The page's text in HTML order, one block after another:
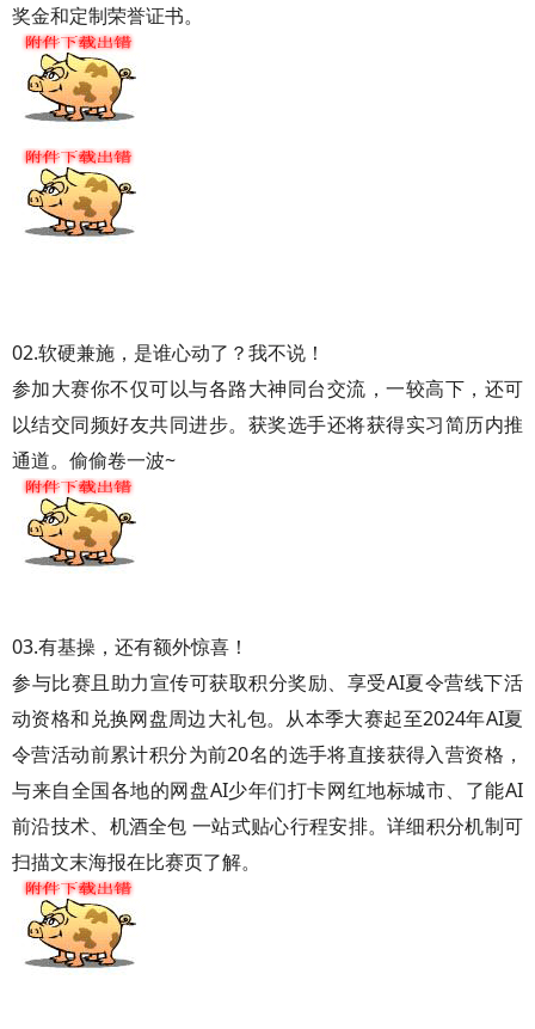
奖金和定制荣誉证书。
02.软硬兼施，是谁心动了？我不说！
参加大赛你不仅可以与各路大神同台交流，一较高下，还可
以结交同频好友共同进步。获奖选手还将获得实习简历内推
通道。偷偷卷一波~
03.有基操，还有额外惊喜！
参与比赛且助力宣传可获取积分奖励、享受AI夏令营线下活
动资格和兑换网盘周边大礼包。从本季大赛起至2024年AI夏
令营活动前累计积分为前20名的选手将直接获得入营资格，
与来自全国各地的网盘AI少年们打卡网红地标城市、了能AI
前沿技术、机酒全包 一站式贴心行程安排。详细积分机制可
扫描文末海报在比赛页了解。